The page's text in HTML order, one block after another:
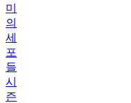
미
의
세
포
들
시
즌